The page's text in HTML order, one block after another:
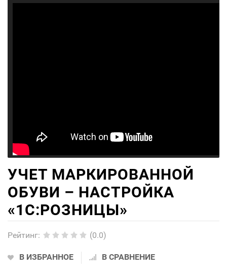
УЧЕТ МАРКИРОВАННОЙ
ОБУВИ – НАСТРОЙКА
«1С:РОЗНИЦЫ»
Рейтинг: (0.0)
В ИЗБРАННОЕ В СРАВНЕНИЕ